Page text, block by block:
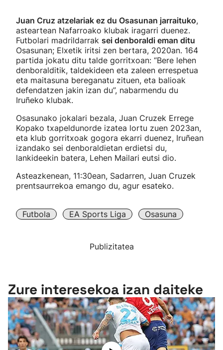
Juan Cruz atzelariak ez du Osasunan jarraituko,
asteartean Nafarroako klubak iragarri duenez.
Futbolari madrildarrak sei denboraldi eman ditu
Osasunan; Elxetik iritsi zen bertara, 2020an. 164
partida jokatu ditu talde gorritxoan: “Bere lehen
denboralditik, taldekideen eta zaleen errespetua
eta maitasuna bereganatu zituen, eta balioak
defendatzen jakin izan du”, nabarmendu du
Iruñeko klubak.
Osasunako jokalari bezala, Juan Cruzek Errege
Kopako txapeldunorde izatea lortu zuen 2023an,
eta klub gorritxoak gogora ekarri duenez, Iruñean
izandako sei denboraldietan erdietsi du,
lankideekin batera, Lehen Mailari eutsi dio.
Asteazkenean, 11:30ean, Sadarren, Juan Cruzek
prentsaurrekoa emango du, agur esateko.
Futbola EA Sports Liga Osasuna
Publizitatea
Zure interesekoa izan daiteke